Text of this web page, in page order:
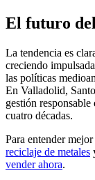
El futuro
La tendencia es
creciendo
las políticas
En Valladolid,
gestión
cuatro décadas.
Para entender
reciclaje de metales
vender ahora.